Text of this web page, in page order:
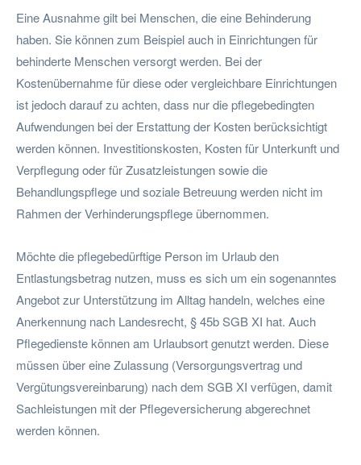
Eine Ausnahme gilt bei Menschen, die eine Behinderung
haben. Sie können zum Beispiel auch in Einrichtungen für
behinderte Menschen versorgt werden. Bei der
Kostenübernahme für diese oder vergleichbare Einrichtungen
ist jedoch darauf zu achten, dass nur die pflegebedingten
Aufwendungen bei der Erstattung der Kosten berücksichtigt
werden können. Investitionskosten, Kosten für Unterkunft und
Verpflegung oder für Zusatzleistungen sowie die
Behandlungspflege und soziale Betreuung werden nicht im
Rahmen der Verhinderungspflege übernommen.
Möchte die pflegebedürftige Person im Urlaub den
Entlastungsbetrag nutzen, muss es sich um ein sogenanntes
Angebot zur Unterstützung im Alltag handeln, welches eine
Anerkennung nach Landesrecht, § 45b SGB XI hat. Auch
Pflegedienste können am Urlaubsort genutzt werden. Diese
müssen über eine Zulassung (Versorgungsvertrag und
Vergütungsvereinbarung) nach dem SGB XI verfügen, damit
Sachleistungen mit der Pflegeversicherung abgerechnet
werden können.